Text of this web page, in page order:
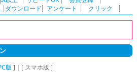
ダウンロード アンケート クリック
版 ]｜[ スマホ版 ]